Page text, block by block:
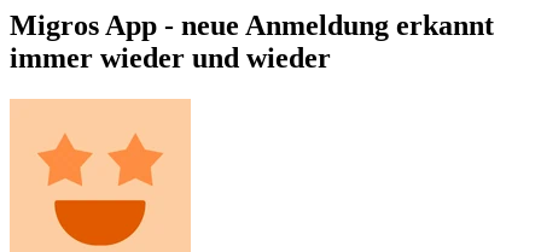
Migros App - neue Anmeldung erkannt
immer wieder und wieder